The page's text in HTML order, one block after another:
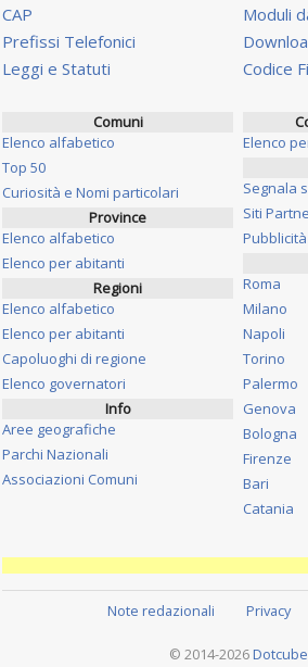
CAP
Prefissi Telefonici
Leggi e Statuti
Moduli
Codice
Comuni
Elenco alfabetico
Top 50
Curiosità e Nomi particolari
Province
Elenco alfabetico
Elenco per abitanti
Regioni
Elenco alfabetico
Elenco per abitanti
Capoluoghi di regione
Elenco governatori
Info
Aree geografiche
Parchi Nazionali
Associazioni Comuni
Elenco
Segnala
Siti
Pubblicità
Roma
Milano
Napoli
Torino
Palermo
Genova
Bologna
Firenze
Bari
Catania
Note redazionali Privacy
© 2014-2026